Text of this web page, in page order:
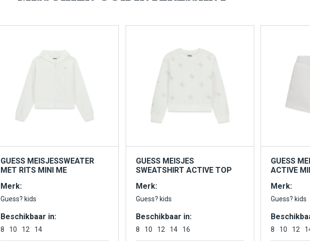
GUESS MEISJESSWEATER
MET RITS MINI ME
Merk:
Guess? kids
Beschikbaar in:
8 10 12 14
GUESS MEISJES
SWEATSHIRT ACTIVE TOP
Merk:
Guess? kids
Beschikbaar in:
8 10 12 14 16
GUESS
ACTIVE
Merk:
Guess? kids
8 10 12